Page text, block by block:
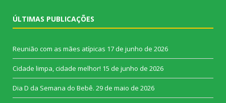
ÚLTIMAS PUBLICAÇÕES
Reunião com as mães atípicas 17 de junho de 2026
Cidade limpa, cidade melhor! 15 de junho de 2026
Dia D da Semana do Bebê. 29 de maio de 2026